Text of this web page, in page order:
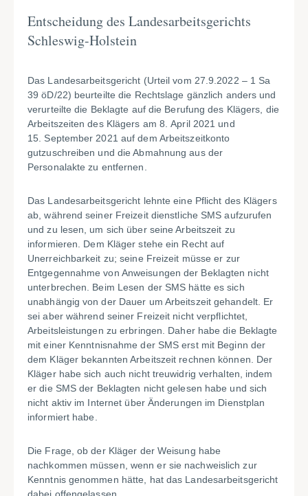
Entscheidung des Landesarbeitsgerichts
Schleswig-Holstein
Das Landesarbeitsgericht (Urteil vom 27.9.2022 – 1 Sa
39 öD/22) beurteilte die Rechtslage gänzlich anders und
verurteilte die Beklagte auf die Berufung des Klägers, die
Arbeitszeiten des Klägers am 8. April 2021 und
15. September 2021 auf dem Arbeitszeitkonto
gutzuschreiben und die Abmahnung aus der
Personalakte zu entfernen.
Das Landesarbeitsgericht lehnte eine Pflicht des Klägers
ab, während seiner Freizeit dienstliche SMS aufzurufen
und zu lesen, um sich über seine Arbeitszeit zu
informieren. Dem Kläger stehe ein Recht auf
Unerreichbarkeit zu; seine Freizeit müsse er zur
Entgegennahme von Anweisungen der Beklagten nicht
unterbrechen. Beim Lesen der SMS hätte es sich
unabhängig von der Dauer um Arbeitszeit gehandelt. Er
sei aber während seiner Freizeit nicht verpflichtet,
Arbeitsleistungen zu erbringen. Daher habe die Beklagte
mit einer Kenntnisnahme der SMS erst mit Beginn der
dem Kläger bekannten Arbeitszeit rechnen können. Der
Kläger habe sich auch nicht treuwidrig verhalten, indem
er die SMS der Beklagten nicht gelesen habe und sich
nicht aktiv im Internet über Änderungen im Dienstplan
informiert habe.
Die Frage, ob der Kläger der Weisung habe
nachkommen müssen, wenn er sie nachweislich zur
Kenntnis genommen hätte, hat das Landesarbeitsgericht